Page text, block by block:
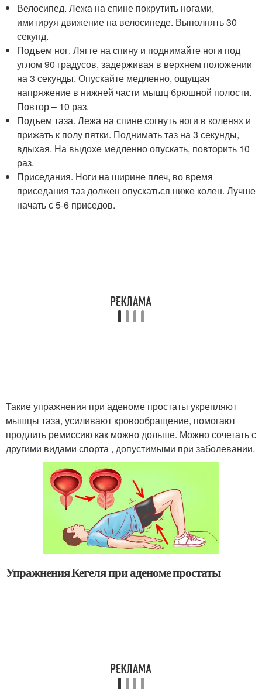
Велосипед. Лежа на спине покрутить ногами,
имитируя движение на велосипеде. Выполнять 30
секунд.
Подъем ног. Лягте на спину и поднимайте ноги под
углом 90 градусов, задерживая в верхнем положении
на 3 секунды. Опускайте медленно, ощущая
напряжение в нижней части мышц брюшной полости.
Повтор – 10 раз.
Подъем таза. Лежа на спине согнуть ноги в коленях и
прижать к полу пятки. Поднимать таз на 3 секунды,
вдыхая. На выдохе медленно опускать, повторить 10
раз.
Приседания. Ноги на ширине плеч, во время
приседания таз должен опускаться ниже колен. Лучше
начать с 5-6 приседов.
Такие упражнения при аденоме простаты укрепляют
мышцы таза, усиливают кровообращение, помогают
продлить ремиссию как можно дольше. Можно сочетать с
другими видами спорта , допустимыми при заболевании.
Упражнения Кегеля при аденоме простаты